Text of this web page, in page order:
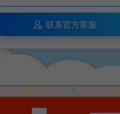
联系官方客服